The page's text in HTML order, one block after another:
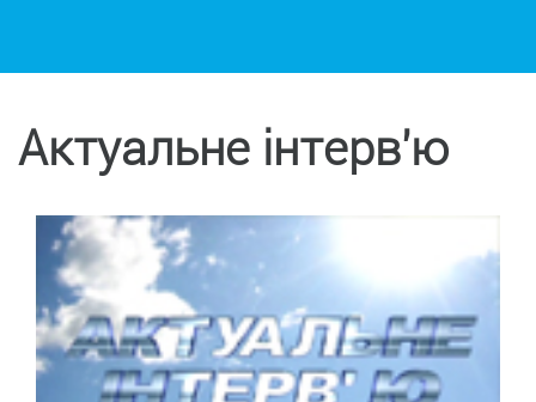
Актуальне інтерв'ю